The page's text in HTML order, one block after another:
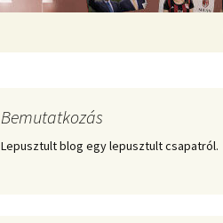
Bemutatkozás
Lepusztult blog egy lepusztult csapatról.